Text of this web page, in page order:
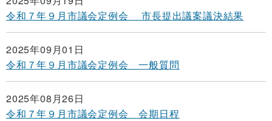
令和７年９月市議会定例会 市長提出議案議決結果
2025年09月01日
令和７年９月市議会定例会 一般質問
2025年08月26日
令和７年９月市議会定例会 会期日程